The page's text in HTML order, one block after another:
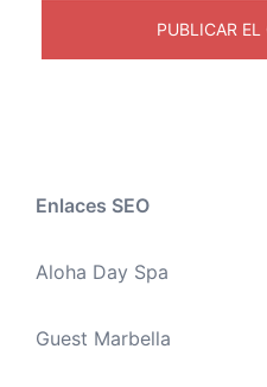
Enlaces SEO
Aloha Day Spa
Guest Marbella